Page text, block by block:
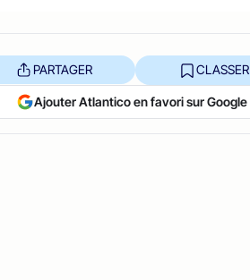
PARTAGER CLASSER
Ajouter Atlantico en favori sur Google